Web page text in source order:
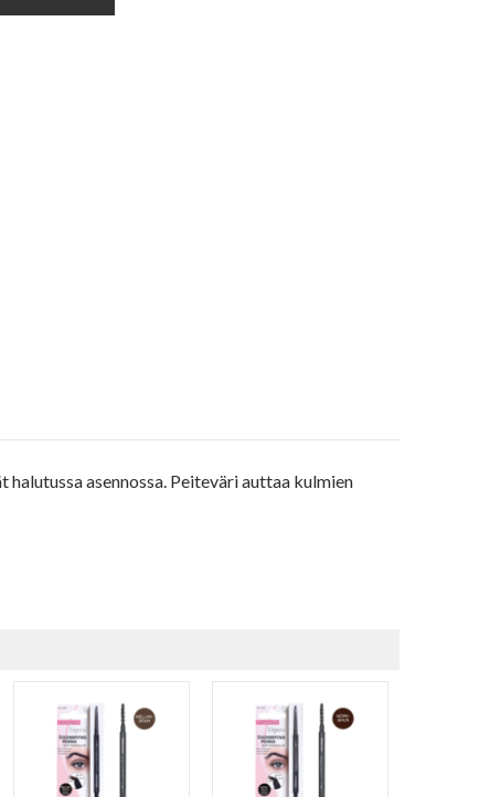
asennossa. Peiteväri auttaa kulmien